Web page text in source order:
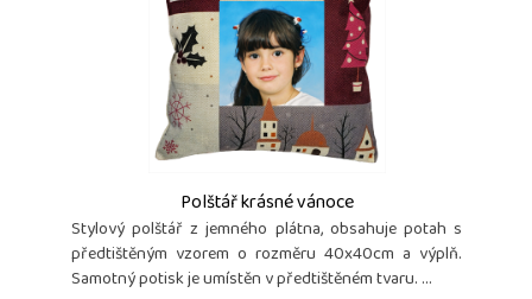
Polštář krásné vánoce
Stylový polštář z jemného plátna, obsahuje potah s
předtištěným vzorem o rozměru 40x40cm a výplň.
Samotný potisk je umístěn v předtištěném tvaru. ...